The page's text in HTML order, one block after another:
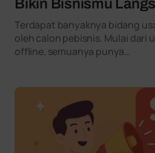
Bikin Bisnismu
Terdapat banyaknya bidang
oleh calon pebisnis. Mulai dari
offline, semuanya punya…